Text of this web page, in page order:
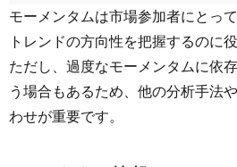
モーメンタムは市場参加者にとっ
トレンドの方向性を把握するのに
ただし、過度なモーメンタムに依
う場合もあるため、他の分析手法
わせが重要です。